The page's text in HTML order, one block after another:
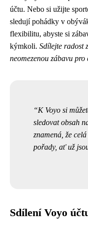
účtu. Nebo si užijte
sledují pohádky v
flexibilitu, abyste si
kýmkoli. Sdílejte radost
neomezenou zábavu
K Voyo si
sledovat obsah
znamená, že
pořady, ať už
Sdílení Voyo